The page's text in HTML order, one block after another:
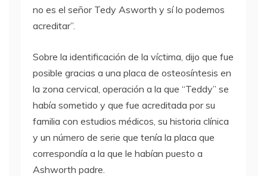
no es el señor Tedy Asworth y sí lo podemos
acreditar”.
Sobre la identificación de la víctima, dijo que fue
posible gracias a una placa de osteosíntesis en
la zona cervical, operación a la que “Teddy” se
había sometido y que fue acreditada por su
familia con estudios médicos, su historia clínica
y un número de serie que tenía la placa que
correspondía a la que le habían puesto a
Ashworth padre.